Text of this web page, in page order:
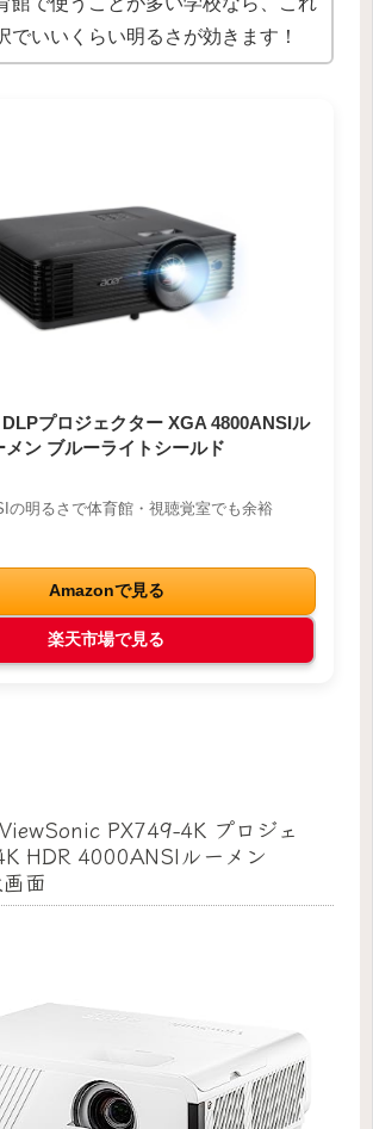
でいいくらい明るさが効きます！
プロジェクター XGA 4800ANSIル
メン ブルーライトシールド
の明るさで体育館・視聴覚室でも余裕
Amazonで見る
楽天市場で見る
PX749-4K プロジェ
HDR 4000ANSIルーメン
面